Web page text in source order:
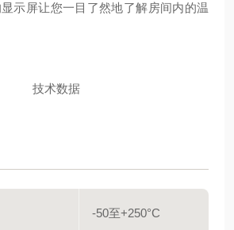
示屏让您一目了然地了解房间内的温
技术数据
-50至+250°C